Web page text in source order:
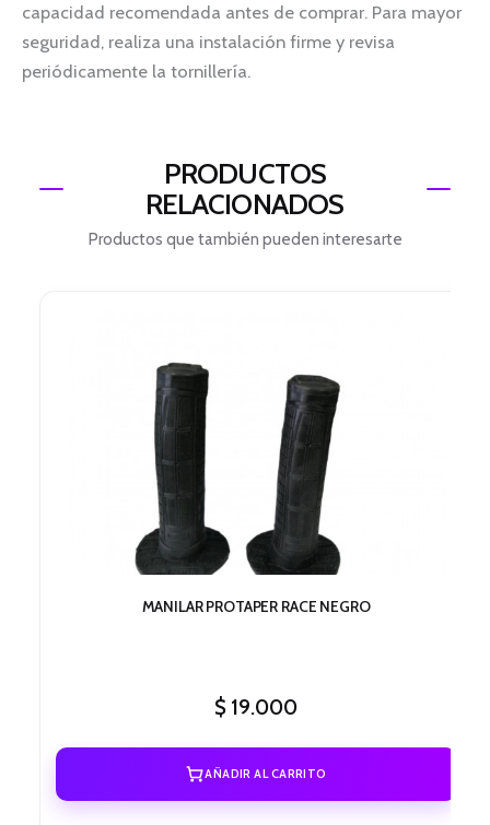
capacidad recomendada antes de comprar. Para mayor
seguridad, realiza una instalación firme y revisa
periódicamente la tornillería.
PRODUCTOS
RELACIONADOS
Productos que también pueden interesarte
MANILAR PROTAPER RACE NEGRO
$ 19.000
AÑADIR AL CARRITO